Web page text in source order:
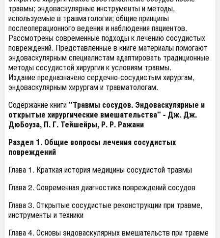
травмы; эндоваскулярные инструменты и методы,
используемые в травматологии; общие принципы
послеоперационного ведения и наблюдения пациентов.
Рассмотрены современные подходы к лечению сосудистых
повреждений. Представленные в книге материалы помогают
эндоваскулярным специалистам адаптировать традиционные
методы сосудистой хирургии к условиям травмы.
Издание предназначено сердечно-сосудистым хирургам,
эндоваскулярным хирургам и травматологам.
Содержание книги"Травмы сосудов. Эндоваскулярные и
открытые хирургические вмешательства" - Дж. Дж.
ДюБоуза, П. Г. Тейшейры, Р. Р. Ражани
Раздел 1. Общие вопросы лечения сосудистых
повреждений
Глава 1. Краткая история медицины сосудистой травмы
Глава 2. Современная диагностика повреждений сосудов
Глава 3. Открытые сосудистые реконструкции при травме,
инструменты и техники
Глава 4. Основы эндоваскулярных вмешательств при травме